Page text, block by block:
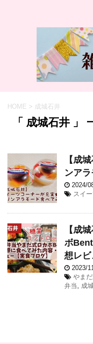
HOME > 成城石井
「 成城石井 」
【成
ンア
2024/
スイ
【成
ボ
想レビ
2023/
やま
弁当 , 成